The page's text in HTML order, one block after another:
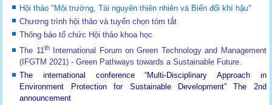
Hội thảo "Môi trường, Tài nguyên thiên nhiên và Biến đổi khí hậu"
Chương trình hội thảo và tuyển chọn tóm tắt
Thông báo tổ chức Hội thảo khoa học
The 11thInternational Forum on Green Technology and Management
(IFGTM 2021) - Green Pathways towards a Sustainable Future.
The international conference “Multi-Disciplinary Approach in
Environment Protection for Sustainable Development”The 2nd
announcement